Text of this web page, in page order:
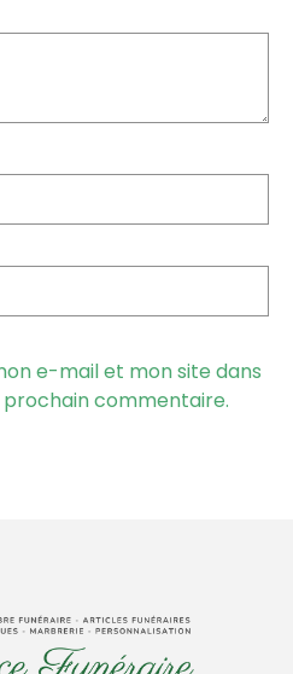
e-mail et mon site dans
commentaire.